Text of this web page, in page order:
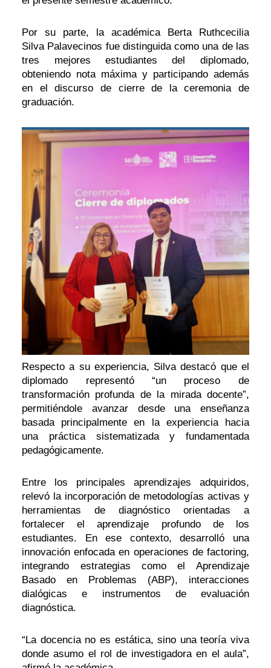
Por su parte, la académica Berta Ruthcecilia
Silva Palavecinos fue distinguida como una de las
tres mejores estudiantes del diplomado,
obteniendo nota máxima y participando además
en el discurso de cierre de la ceremonia de
graduación.
Respecto a su experiencia, Silva destacó que el
diplomado representó “un proceso de
transformación profunda de la mirada docente”,
permitiéndole avanzar desde una enseñanza
basada principalmente en la experiencia hacia
una práctica sistematizada y fundamentada
pedagógicamente.
Entre los principales aprendizajes adquiridos,
relevó la incorporación de metodologías activas y
herramientas de diagnóstico orientadas a
fortalecer el aprendizaje profundo de los
estudiantes. En ese contexto, desarrolló una
innovación enfocada en operaciones de factoring,
integrando estrategias como el Aprendizaje
Basado en Problemas (ABP), interacciones
dialógicas e instrumentos de evaluación
diagnóstica.
“La docencia no es estática, sino una teoría viva
donde asumo el rol de investigadora en el aula”,